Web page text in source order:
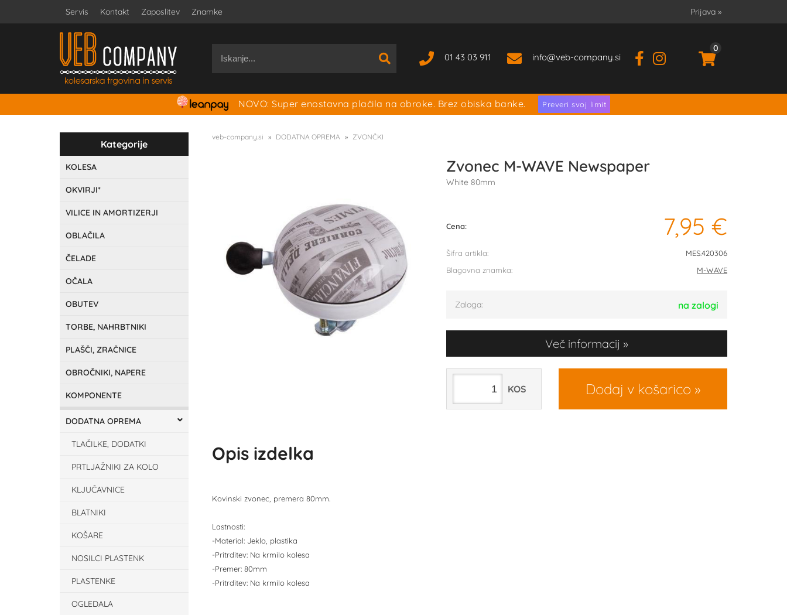
Servis Kontakt Zaposlitev Znamke Prijava »
01 43 03 911 info veb-company.si
0
NOVO: Super enostavna plačila na obroke. Brez obiska banke. Preveri svoj limit
Kategorije
KOLESA
OKVIRJI*
VILICE IN AMORTIZERJI
OBLAČILA
ČELADE
OČALA
OBUTEV
TORBE, NAHRBTNIKI
PLAŠČI, ZRAČNICE
OBROČNIKI, NAPERE
KOMPONENTE
DODATNA OPREMA
TLAČILKE, DODATKI
PRTLJAŽNIKI ZA KOLO
KLJUČAVNICE
BLATNIKI
KOŠARE
NOSILCI PLASTENK
PLASTENKE
OGLEDALA
veb-company.si DODATNA OPREMA ZVONČKI
Zvonec M-WAVE Newspaper
White 80mm
Cena: 7,95 €
Šifra artikla:
MES.420306
Blagovna znamka:
M-WAVE
Zaloga: na zalogi
Več informacij
Dodaj v košarico
KOS
Opis izdelka
Kovinski zvonec, premera 80mm.
Lastnosti:
-Material: Jeklo, plastika
-Pritrditev: Na krmilo kolesa
-Premer: 80mm
-Pritrditev: Na krmilo kolesa